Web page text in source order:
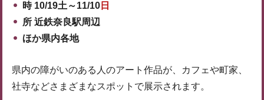
時 10/19土～11/10 日
所 近鉄奈良駅周辺
ほか県内各地
県内の障がいのある人のアート作品が、カフェや町家、
社寺などさまざまなスポットで展示されます。